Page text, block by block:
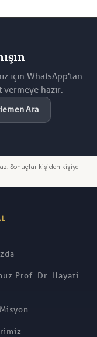
için WhatsApp'tan
vermeye hazır.
Ara
Sonuçlar kişiden kişiye
Prof. Dr. Hayati